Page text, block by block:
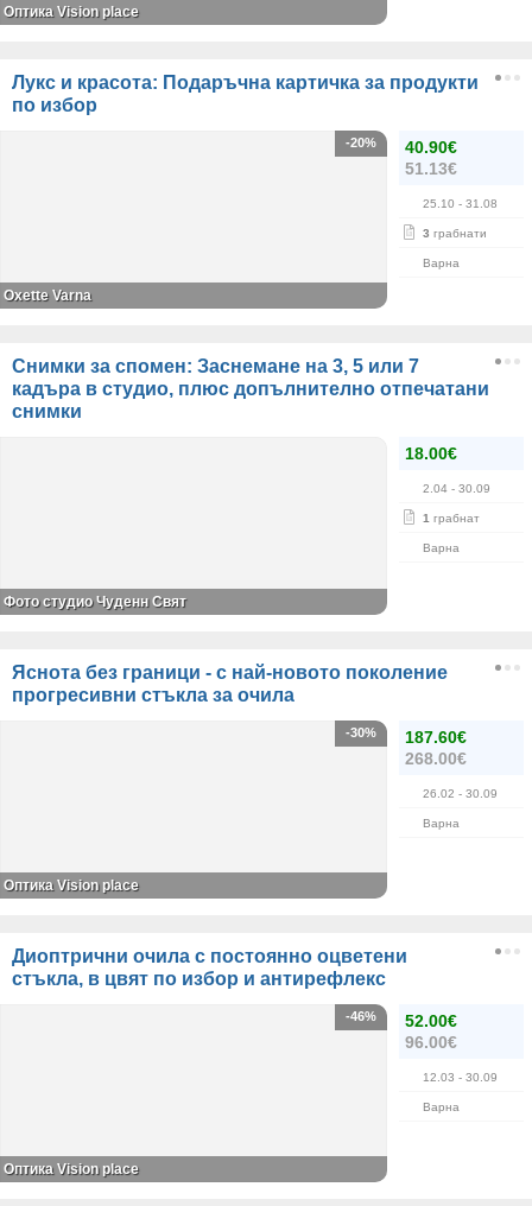
Оптика Vision place
Лукс и красота: Подаръчна картичка за продукти
по избор
40.90€
51.13€
25.10 - 31.08
3 грабнати
Варна
-20%
Oxette Varna
Снимки за спомен: Заснемане на 3, 5 или 7
кадъра в студио, плюс допълнително отпечатани
снимки
18.00€
2.04 - 30.09
1 грабнат
Варна
Фото студио Чуденн Свят
Яснота без граници - с най-новото поколение
прогресивни стъкла за очила
187.60€
268.00€
26.02 - 30.09
Варна
-30%
Оптика Vision place
Диоптрични очила с постоянно оцветени
стъкла, в цвят по избор и антирефлекс
52.00€
96.00€
12.03 - 30.09
Варна
-46%
Оптика Vision place